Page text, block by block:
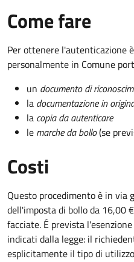
Come fare
Per ottenere l'autenticazione
personalmente in Comune
un documento di
la documentazione in
la copia da autenticare
le marche da bollo(se
Costi
Questo procedimento è in via
dell'imposta di bollo da 16,00
facciate. É prevista
indicati dalla legge: il
esplicitamente il tipo di